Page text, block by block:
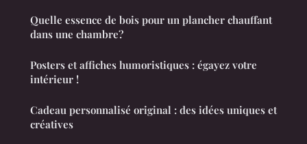
Quelle essence de bois pour un plancher chauffant
dans une chambre?
Posters et affiches humoristiques : égayez votre
intérieur !
Cadeau personnalisé original : des idées uniques et
créatives